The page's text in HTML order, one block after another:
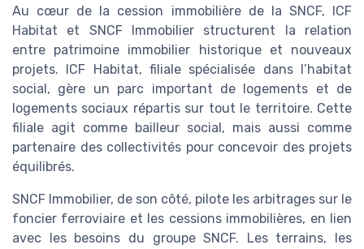
Au cœur de la cession immobilière de la SNCF, ICF
Habitat et SNCF Immobilier structurent la relation
entre patrimoine immobilier historique et nouveaux
projets. ICF Habitat, filiale spécialisée dans l’habitat
social, gère un parc important de logements et de
logements sociaux répartis sur tout le territoire. Cette
filiale agit comme bailleur social, mais aussi comme
partenaire des collectivités pour concevoir des projets
équilibrés.
SNCF Immobilier, de son côté, pilote les arbitrages sur le
foncier ferroviaire et les cessions immobilières, en lien
avec les besoins du groupe SNCF. Les terrains, les